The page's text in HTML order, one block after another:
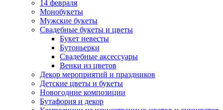
14 февраля
Монобукеты
Мужские букеты
Свадебные букеты и цветы
Букет невесты
Бутоньерки
Свадебные аксессуары
Венки из цветов
Декор мероприятий и праздников
Детские цветы и букеты
Новогодние композиции
Бутафория и декор